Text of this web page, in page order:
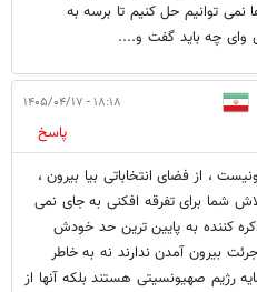
نمی توانیم حل کنیم تا برسه به
وای چه باید گفت و....‌
۱۸:۱۸ - ۱۴۰۵/۰۴/۱۷
پاسخ
، از فضای انتخاباتی بیا بیرون ،
شما برای تفرقه افکنی به جای نمی
کننده به پایین ترین حد خودش
بیرون آمدن ندارند نه به خاطر
رژیم صهیونسیتی هستند بلکه آنها از